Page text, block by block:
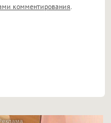
<s>, <big>,
<ul>, <ol>, <li>,
HTML,
комментирования.